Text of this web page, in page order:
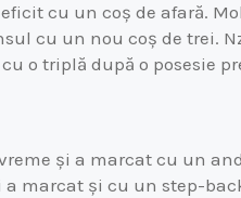
cu un coș de afară.
cu un nou coș de trei.
o triplă după o posesie
și a marcat cu un
marcat și cu un step-